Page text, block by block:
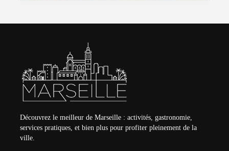
Découvrez le meilleur de Marseille : activités, gastronomie,
services pratiques, et bien plus pour profiter pleinement de la
ville.